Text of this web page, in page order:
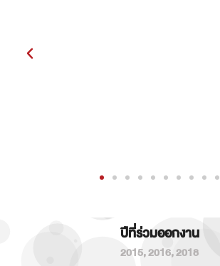
ปีที่ร่วมออกงาน
2015,2016,2018